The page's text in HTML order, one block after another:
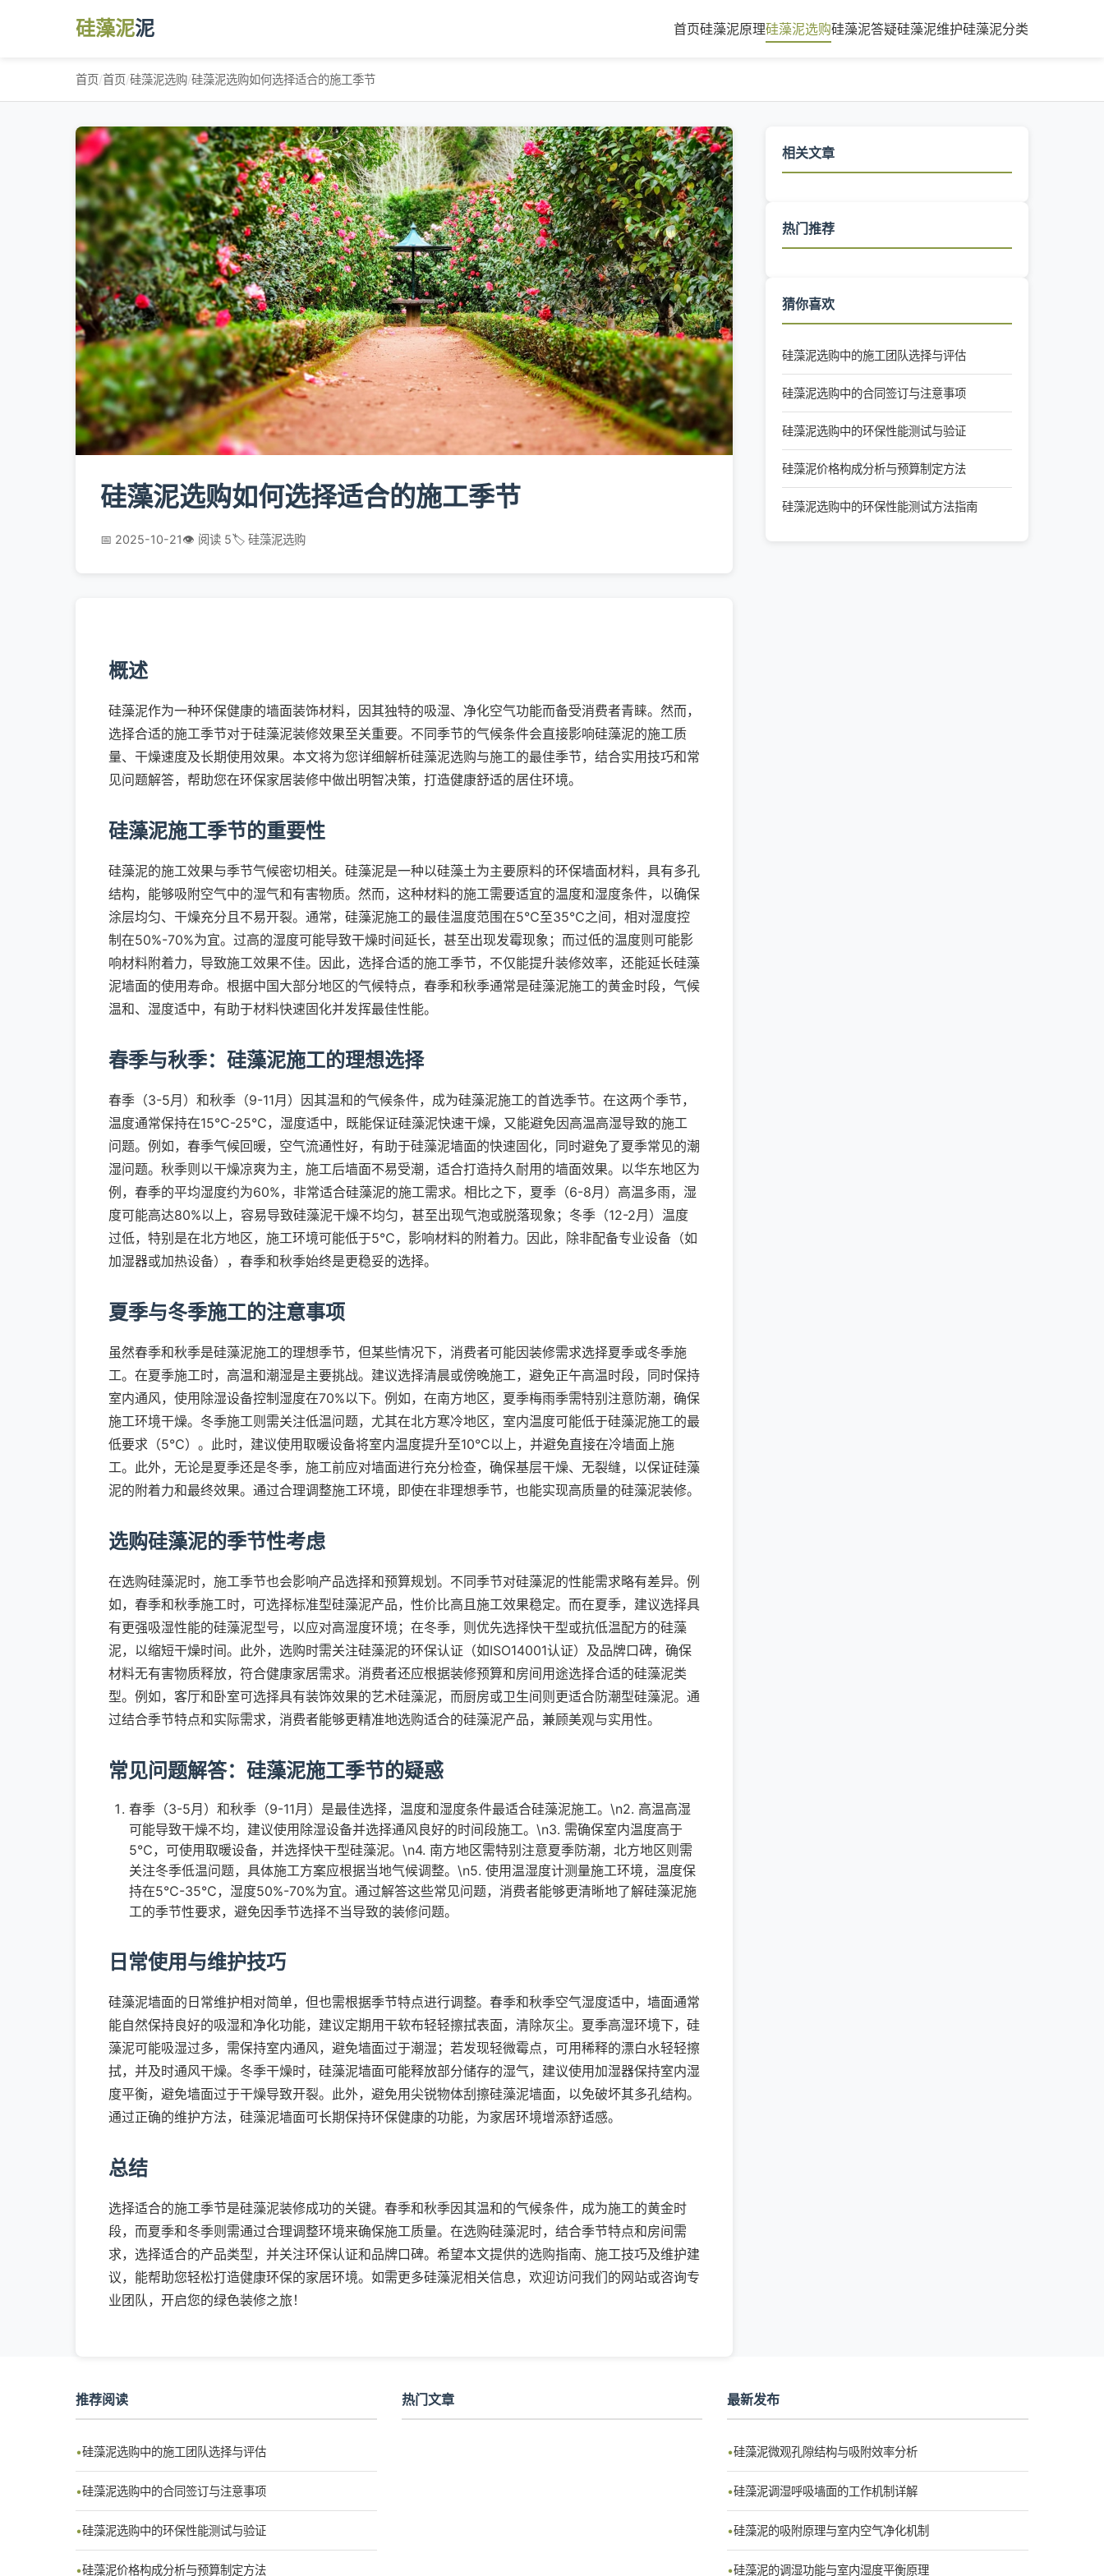
硅藻泥泥 首页硅藻泥原理硅藻泥选购硅藻泥答疑硅藻泥维护硅藻泥分类
首页/首页/硅藻泥选购/硅藻泥选购如何选择适合的施工季节
硅藻泥选购如何选择适合的施工季节
📅 2025-10-21👁️ 阅读 5🏷️ 硅藻泥选购
概述
硅藻泥作为一种环保健康的墙面装饰材料，因其独特的吸湿、净化空气功能而备受消费者青睐。然而，
选择合适的施工季节对于硅藻泥装修效果至关重要。不同季节的气候条件会直接影响硅藻泥的施工质
量、干燥速度及长期使用效果。本文将为您详细解析硅藻泥选购与施工的最佳季节，结合实用技巧和常
见问题解答，帮助您在环保家居装修中做出明智决策，打造健康舒适的居住环境。
硅藻泥施工季节的重要性
硅藻泥的施工效果与季节气候密切相关。硅藻泥是一种以硅藻土为主要原料的环保墙面材料，具有多孔
结构，能够吸附空气中的湿气和有害物质。然而，这种材料的施工需要适宜的温度和湿度条件，以确保
涂层均匀、干燥充分且不易开裂。通常，硅藻泥施工的最佳温度范围在5℃至35℃之间，相对湿度控
制在50%-70%为宜。过高的湿度可能导致干燥时间延长，甚至出现发霉现象；而过低的温度则可能影
响材料附着力，导致施工效果不佳。因此，选择合适的施工季节，不仅能提升装修效率，还能延长硅藻
泥墙面的使用寿命。根据中国大部分地区的气候特点，春季和秋季通常是硅藻泥施工的黄金时段，气候
温和、湿度适中，有助于材料快速固化并发挥最佳性能。
春季与秋季：硅藻泥施工的理想选择
春季（3-5月）和秋季（9-11月）因其温和的气候条件，成为硅藻泥施工的首选季节。在这两个季节，
温度通常保持在15℃-25℃，湿度适中，既能保证硅藻泥快速干燥，又能避免因高温高湿导致的施工
问题。例如，春季气候回暖，空气流通性好，有助于硅藻泥墙面的快速固化，同时避免了夏季常见的潮
湿问题。秋季则以干燥凉爽为主，施工后墙面不易受潮，适合打造持久耐用的墙面效果。以华东地区为
例，春季的平均湿度约为60%，非常适合硅藻泥的施工需求。相比之下，夏季（6-8月）高温多雨，湿
度可能高达80%以上，容易导致硅藻泥干燥不均匀，甚至出现气泡或脱落现象；冬季（12-2月）温度
过低，特别是在北方地区，施工环境可能低于5℃，影响材料的附着力。因此，除非配备专业设备（如
加湿器或加热设备），春季和秋季始终是更稳妥的选择。
夏季与冬季施工的注意事项
虽然春季和秋季是硅藻泥施工的理想季节，但某些情况下，消费者可能因装修需求选择夏季或冬季施
工。在夏季施工时，高温和潮湿是主要挑战。建议选择清晨或傍晚施工，避免正午高温时段，同时保持
室内通风，使用除湿设备控制湿度在70%以下。例如，在南方地区，夏季梅雨季需特别注意防潮，确保
施工环境干燥。冬季施工则需关注低温问题，尤其在北方寒冷地区，室内温度可能低于硅藻泥施工的最
低要求（5℃）。此时，建议使用取暖设备将室内温度提升至10℃以上，并避免直接在冷墙面上施
工。此外，无论是夏季还是冬季，施工前应对墙面进行充分检查，确保基层干燥、无裂缝，以保证硅藻
泥的附着力和最终效果。通过合理调整施工环境，即使在非理想季节，也能实现高质量的硅藻泥装修。
选购硅藻泥的季节性考虑
在选购硅藻泥时，施工季节也会影响产品选择和预算规划。不同季节对硅藻泥的性能需求略有差异。例
如，春季和秋季施工时，可选择标准型硅藻泥产品，性价比高且施工效果稳定。而在夏季，建议选择具
有更强吸湿性能的硅藻泥型号，以应对高湿度环境；在冬季，则优先选择快干型或抗低温配方的硅藻
泥，以缩短干燥时间。此外，选购时需关注硅藻泥的环保认证（如ISO14001认证）及品牌口碑，确保
材料无有害物质释放，符合健康家居需求。消费者还应根据装修预算和房间用途选择合适的硅藻泥类
型。例如，客厅和卧室可选择具有装饰效果的艺术硅藻泥，而厨房或卫生间则更适合防潮型硅藻泥。通
过结合季节特点和实际需求，消费者能够更精准地选购适合的硅藻泥产品，兼顾美观与实用性。
常见问题解答：硅藻泥施工季节的疑惑
春季（3-5月）和秋季（9-11月）是最佳选择，温度和湿度条件最适合硅藻泥施工。\n2. 高温高湿
可能导致干燥不均，建议使用除湿设备并选择通风良好的时间段施工。\n3. 需确保室内温度高于
5℃，可使用取暖设备，并选择快干型硅藻泥。\n4. 南方地区需特别注意夏季防潮，北方地区则需
关注冬季低温问题，具体施工方案应根据当地气候调整。\n5. 使用温湿度计测量施工环境，温度保
持在5℃-35℃，湿度50%-70%为宜。通过解答这些常见问题，消费者能够更清晰地了解硅藻泥施
工的季节性要求，避免因季节选择不当导致的装修问题。
日常使用与维护技巧
硅藻泥墙面的日常维护相对简单，但也需根据季节特点进行调整。春季和秋季空气湿度适中，墙面通常
能自然保持良好的吸湿和净化功能，建议定期用干软布轻轻擦拭表面，清除灰尘。夏季高湿环境下，硅
藻泥可能吸湿过多，需保持室内通风，避免墙面过于潮湿；若发现轻微霉点，可用稀释的漂白水轻轻擦
拭，并及时通风干燥。冬季干燥时，硅藻泥墙面可能释放部分储存的湿气，建议使用加湿器保持室内湿
度平衡，避免墙面过于干燥导致开裂。此外，避免用尖锐物体刮擦硅藻泥墙面，以免破坏其多孔结构。
通过正确的维护方法，硅藻泥墙面可长期保持环保健康的功能，为家居环境增添舒适感。
总结
选择适合的施工季节是硅藻泥装修成功的关键。春季和秋季因其温和的气候条件，成为施工的黄金时
段，而夏季和冬季则需通过合理调整环境来确保施工质量。在选购硅藻泥时，结合季节特点和房间需
求，选择适合的产品类型，并关注环保认证和品牌口碑。希望本文提供的选购指南、施工技巧及维护建
议，能帮助您轻松打造健康环保的家居环境。如需更多硅藻泥相关信息，欢迎访问我们的网站或咨询专
业团队，开启您的绿色装修之旅！
相关文章
热门推荐
猜你喜欢
硅藻泥选购中的施工团队选择与评估
硅藻泥选购中的合同签订与注意事项
硅藻泥选购中的环保性能测试与验证
硅藻泥价格构成分析与预算制定方法
硅藻泥选购中的环保性能测试方法指南
推荐阅读
硅藻泥选购中的施工团队选择与评估
硅藻泥选购中的合同签订与注意事项
硅藻泥选购中的环保性能测试与验证
硅藻泥价格构成分析与预算制定方法
热门文章 最新发布
硅藻泥微观孔隙结构与吸附效率分析
硅藻泥调湿呼吸墙面的工作机制详解
硅藻泥的吸附原理与室内空气净化机制
硅藻泥的调湿功能与室内湿度平衡原理